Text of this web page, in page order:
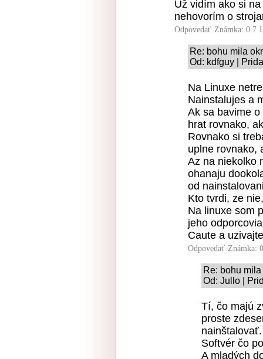
Už vidím ako si
nehovorím o
Odpovedať Známka: 0.7
Re: bohu mila
Od: kdfguy |
Na Linuxe
Nainstalujes a
Ak sa bavime
hrat rovnako,
Rovnako si
uplne rovnako,
Az na niekolko
ohanaju
od
Kto tvrdi, ze
Na linuxe som
jeho
Caute a
Odpovedať Známka:
Re: bohu
Od: Jullo |
Tí, čo majú
proste
Softvér čo
A mladých